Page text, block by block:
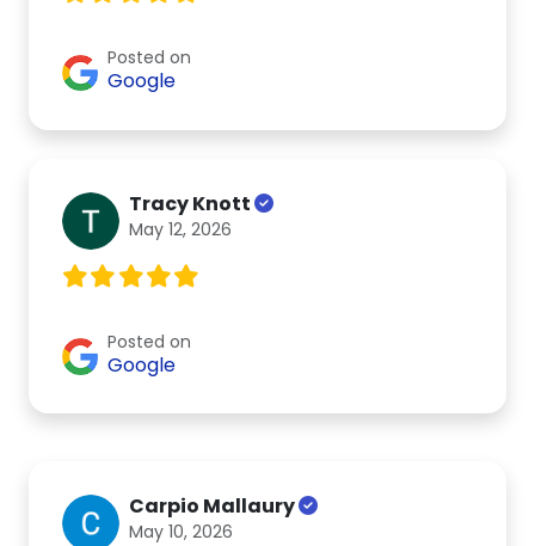
Posted on
Google
Tracy Knott
May 12, 2026
Posted on
Google
Carpio Mallaury
May 10, 2026